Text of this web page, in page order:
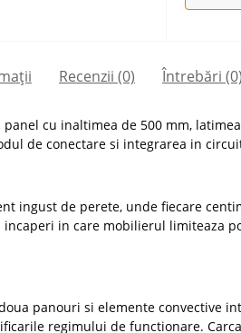
Recenzii (0) Întrebări (0)
cu inaltimea de 500 mm,
de conectare si integrarea in
ingust de perete, unde fiecare
in care mobilierul limiteaza
panouri si elemente convective
regimului de functionare.